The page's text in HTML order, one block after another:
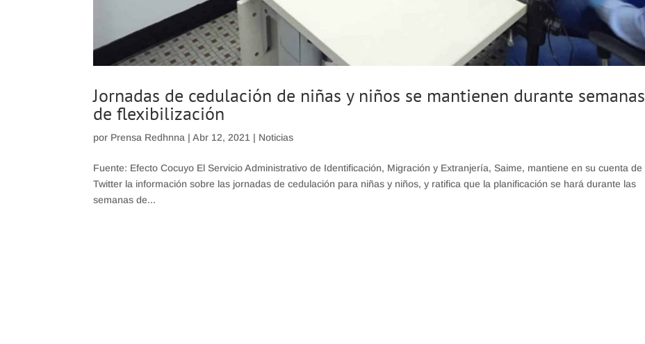
Jornadas de cedulación de niñas y niños se mantienen durante semanas
de flexibilización
por Prensa Redhnna |Abr 12, 2021 | Noticias
Fuente: Efecto Cocuyo El Servicio Administrativo de Identificación, Migración y Extranjería, Saime, mantiene en su cuenta de
Twitter la información sobre las jornadas de cedulación para niñas y niños, y ratifica que la planificación se hará durante las
semanas de...